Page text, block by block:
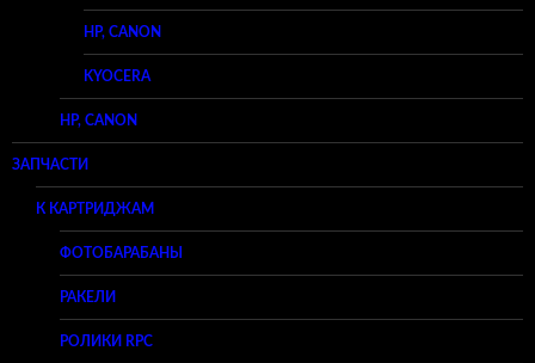
HP, CANON
KYOCERA
HP, CANON
ЗАПЧАСТИ
К КАРТРИДЖАМ
ФОТОБАРАБАНЫ
РАКЕЛИ
РОЛИКИ RPC